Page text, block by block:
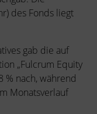
des Fonds liegt
gab die auf
„Fulcrum Equity
% nach, während
Monatsverlauf